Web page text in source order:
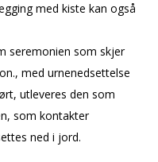
med kiste kan også
seremonien som skjer
med urnenedsettelse
utleveres den som
som kontakter
ned i jord.